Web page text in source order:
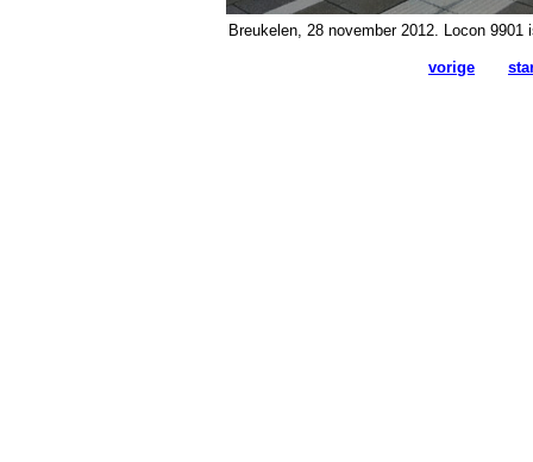
Breukelen, 28 november 2012. Locon
vorige